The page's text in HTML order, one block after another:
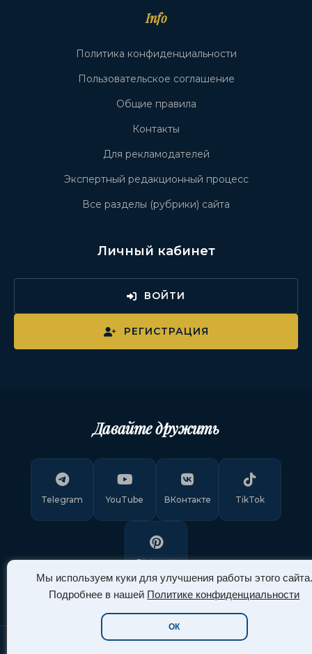
Мы используем куки для улучшения работы этого сайта.
Подробнее в нашей Политике конфиденциальности
ОК
Info
Политика конфиденциальности
Пользовательское соглашение
Общие правила
Контакты
Для рекламодателей
Экспертный редакционный процесс
Все разделы (рубрики) сайта
Личный кабинет
ВОЙТИ
РЕГИСТРАЦИЯ
Давайте дружить
Telegram YouTube ВКонтакте TikTok
Pinterest